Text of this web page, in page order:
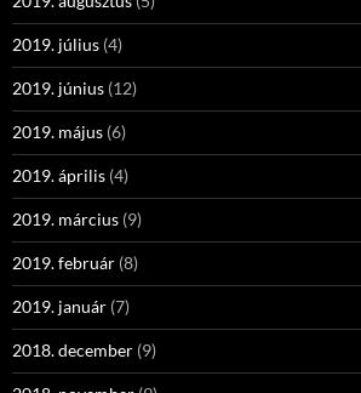
2019. július (4)
2019. június (12)
2019. május (6)
2019. április (4)
2019. március (9)
2019. február (8)
2019. január (7)
2018. december (9)